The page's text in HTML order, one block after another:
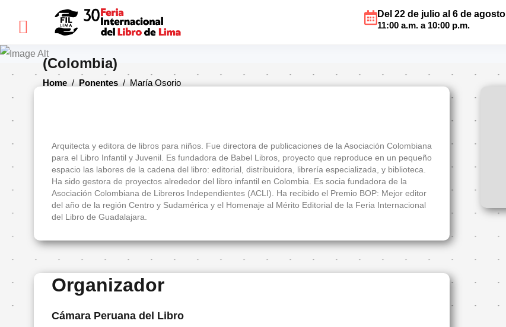
×
Historia
Ediciones
anteriores
Preguntas
Entradas
Del 22 de julio al 6 de agosto
11:00 a.m. a 10:00 p.m.
María Osorio
(Colombia)
Home / Ponentes / María Osorio
Arquitecta y editora de libros para niños. Fue directora de publicaciones de la Asociación Colombiana
para el Libro Infantil y Juvenil. Es fundadora de Babel Libros, proyecto que reproduce en un pequeño
espacio las labores de la cadena del libro: editorial, distribuidora, librería especializada, y biblioteca.
Ha sido gestora de proyectos alrededor del libro infantil en Colombia. Es socia fundadora de la
Asociación Colombiana de Libreros Independientes (ACLI). Ha recibido el Premio BOP: Mejor editor
del año de la región Centro y Sudamérica y el Homenaje al Mérito Editorial de la Feria Internacional
del Libro de Guadalajara.
Organizador
Cámara Peruana del Libro